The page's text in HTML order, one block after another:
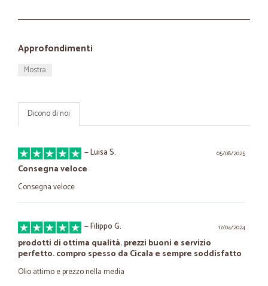
Approfondimenti
Mostra
Dicono di noi
05/08/2025
—Luisa S.
Consegna veloce
Consegna veloce
17/04/2024
—Filippo G.
prodotti di ottima qualità. prezzi buoni e servizio
perfetto. compro spesso da Cicala e sempre soddisfatto
Olio attimo e prezzo nella media